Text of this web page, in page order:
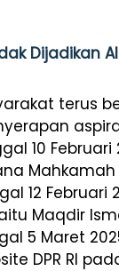
Dijadikan
terus
10
12
Maqdir
5 Maret
DPR RI